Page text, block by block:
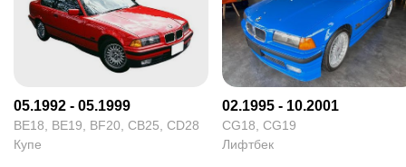
05.1992 - 05.1999
BE18, BE19, BF20, CB25, CD28
Купе
02.1995 - 10.2001
CG18, CG19
Лифтбек